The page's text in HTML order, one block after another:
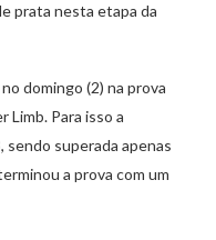
prata nesta etapa da
domingo (2) na prova
Limb. Para isso a
sendo superada apenas
a prova com um